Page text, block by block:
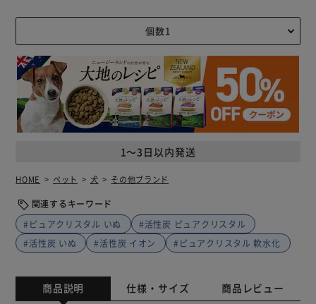
1～3日以内発送
HOME ペット 犬 その他ブランド
関連するキーワード
#ピュアクリスタル いぬ
#活性炭 ピュアクリスタル
#活性炭 いぬ
#活性炭 イオン #ピュアクリスタル 軟水化
商品説明 仕様・サイズ 商品レビュー